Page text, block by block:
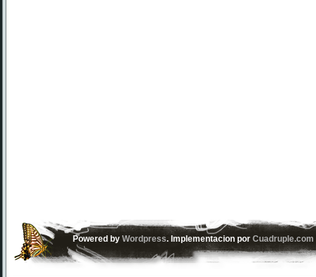
Powered byWordpress. Implementacion porCuadruple.com